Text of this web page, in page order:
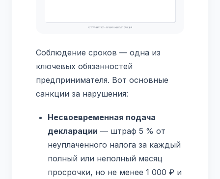
Соблюдение сроков — одна из
ключевых обязанностей
предпринимателя. Вот основные
санкции за нарушения:
Несвоевременная подача
декларации — штраф 5 % от
неуплаченного налога за каждый
полный или неполный месяц
просрочки, но не менее 1 000 ₽ и